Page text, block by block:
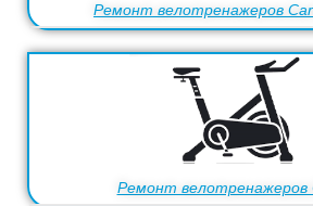
Ремонт велотренажеров
Ремонт велотренажеров